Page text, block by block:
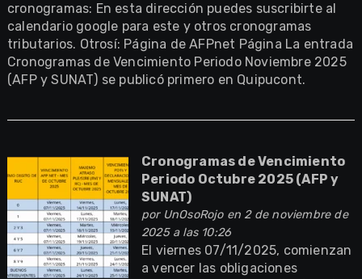
cronogramas: En esta dirección puedes suscribirte al
calendario google para este y otros cronogramas
tributarios. Otrosí: Página de AFPnet Página La entrada
Cronogramas de Vencimiento Periodo Noviembre 2025
(AFP y SUNAT) se publicó primero en Quipucont.
Cronogramas de Vencimiento
Periodo Octubre 2025 (AFP y
SUNAT)
por UnOsoRojoen 2 de noviembre de
2025 a las 10:26
El viernes 07/11/2025, comienzan
a vencer las obligaciones